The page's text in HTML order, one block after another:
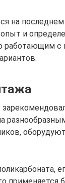
на
и
работающим с